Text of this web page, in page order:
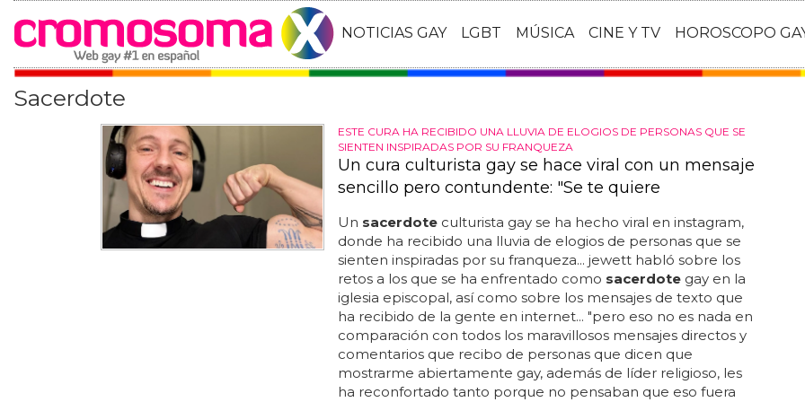
NOTICIAS GAY LGBT MÚSICA CINE Y TV HOROSCOPO
Sacerdote
ESTE CURA HA RECIBIDO UNA LLUVIA DE ELOGIOS DE PERSONAS QUE SE
SIENTEN INSPIRADAS POR SU FRANQUEZA
Un cura culturista gay se hace viral con un mensaje
sencillo pero contundente: "Se te quiere
Un sacerdoteculturista gay se ha hecho viral en instagram,
donde ha recibido una lluvia de elogios de personas que se
sienten inspiradas por su franqueza... jewett habló sobre los
retos a los que se ha enfrentado como sacerdotegay en la
iglesia episcopal, así como sobre los mensajes de texto que
ha recibido de la gente en internet... "pero eso no es nada en
comparación con todos los maravillosos mensajes directos y
comentarios que recibo de personas que dicen que
mostrarme abiertamente gay, además de líder religioso, les
ha reconfortado tanto porque no pensaban que eso fuera